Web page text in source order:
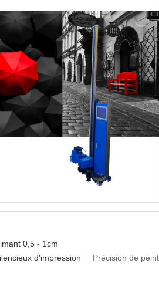
0,5 - 1cm
d'impression
Précision de